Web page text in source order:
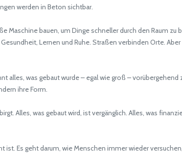
werden in Beton sichtbar.
bauen, um Dinge schneller durch den Raum zu
Lernen und Ruhe. Straßen verbinden Orte.
was gebaut wurde – egal wie groß – vorübergehend
ihre Form.
Alles, was gebaut wird, ist vergänglich. Alles, was
Es geht darum, wie Menschen immer wieder